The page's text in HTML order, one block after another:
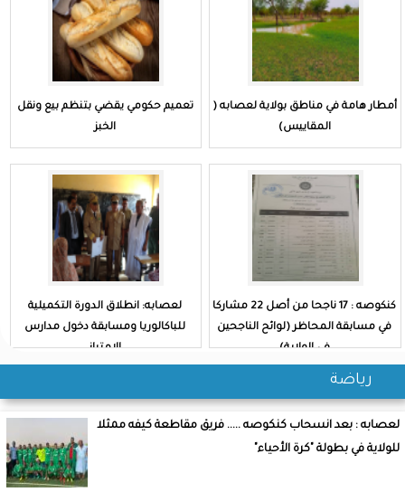
أمطار هامة في مناطق بولاية لعصابه (
المقاييس)
تعميم حكومي يقضي بتنظم بيع ونقل
الخبز
كنكوصه : 17 ناجحا من أصل 22 مشاركا
في مسابقة المحاظر (لوائح الناجحين
في الولاية)
لعصابه: انطلاق الدورة التكميلية
للباكالوريا ومسابقة دخول مدارس
الامتياز
رياضة
لعصابه : بعد انسحاب كنكوصه ..... فريق مقاطعة كيفه ممثلا
للولاية في بطولة "كرة الأحياء"